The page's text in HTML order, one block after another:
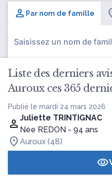
Par nom de famille
Liste des derniers
Auroux ces 365
Publié le mardi 24 mars 2026
Juliette TRINTIGNAC
Née REDON - 94 ans
Auroux (48)